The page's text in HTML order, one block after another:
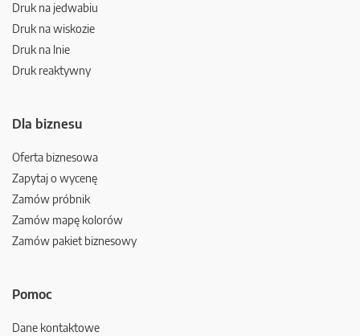
Druk na jedwabiu
Druk na wiskozie
Druk na lnie
Druk reaktywny
Dla biznesu
Oferta biznesowa
Zapytaj o wycenę
Zamów próbnik
Zamów mapę kolorów
Zamów pakiet biznesowy
Pomoc
Dane kontaktowe